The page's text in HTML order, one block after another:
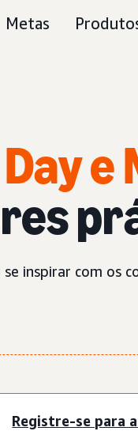
Metas
e
se inspirar com os
Registre-se para